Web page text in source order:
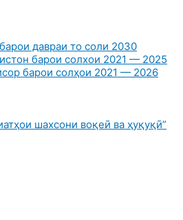
давраи то соли 2030
барои солхои 2021 — 2025
барои солҳои 2021 — 2026
шахсони воқеӣ ва ҳуқуқӣ”